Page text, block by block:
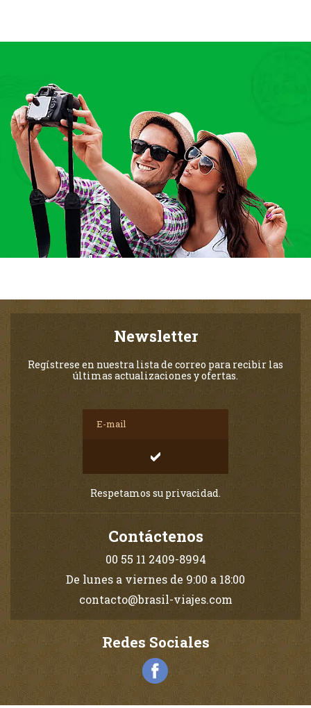
Newsletter
Regístrese en nuestra lista de correo para recibir las
últimas actualizaciones y ofertas.
Respetamos su privacidad.
Contáctenos
00 55 11 2409-8994
De lunes a viernes de 9:00 a 18:00
contacto@brasil-viajes.com
Redes Sociales